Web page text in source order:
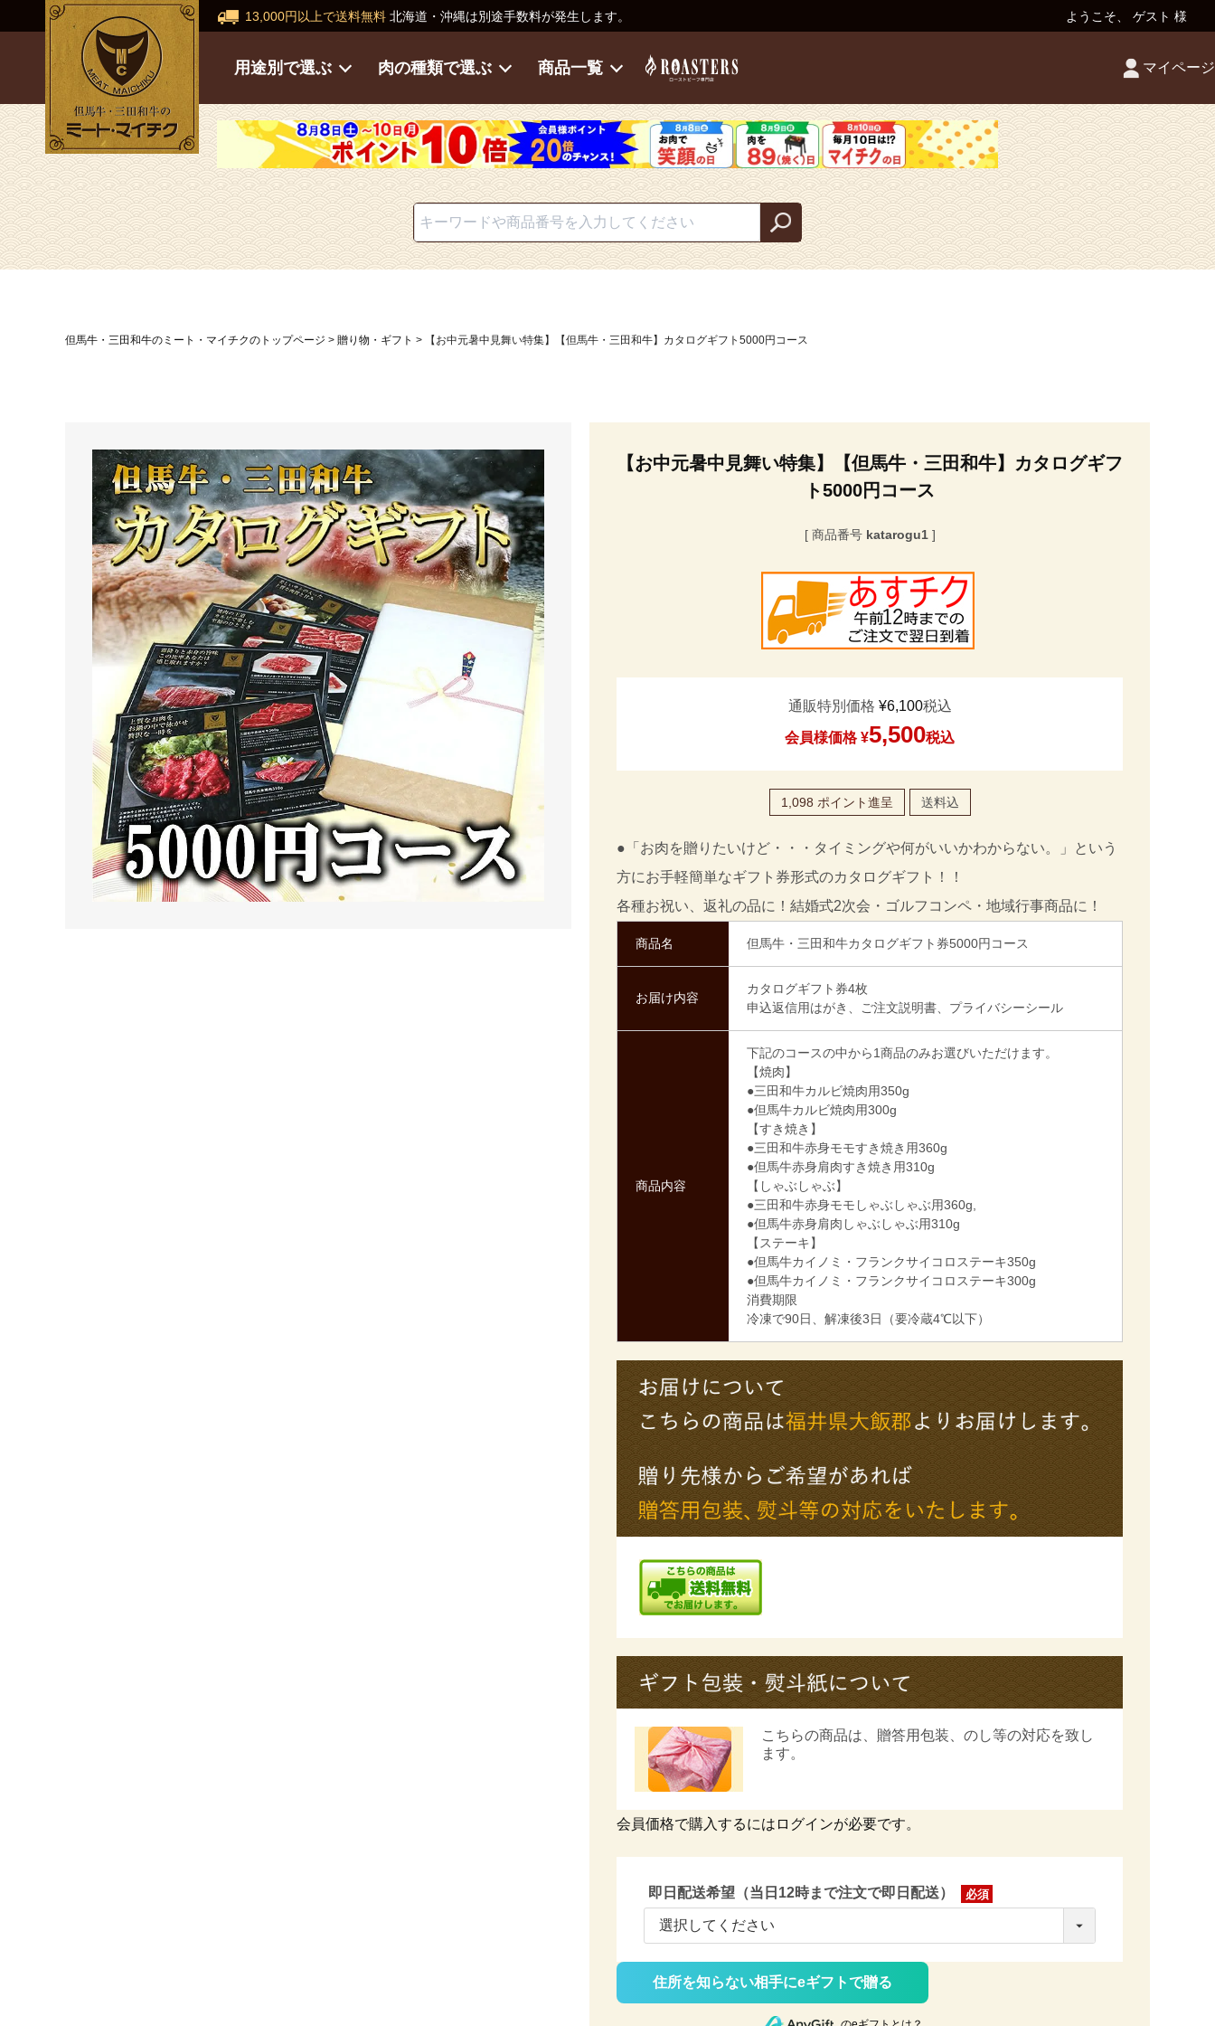
13,000円以上で送料無料 北海道・沖縄は別途手数料が発生します。 ようこそ、 ゲスト 様
用途別で選ぶ 肉の種類で選ぶ 商品一覧 マイページ
但馬牛・三田和牛のミート・マイチクのトップページ 贈り物・ギフト 【お中元暑中見舞い特集】【但馬牛・三田和牛】カタログギフト5000円コース
【お中元暑中見舞い特集】【但馬牛・三田和牛】カタログギフ
ト5000円コース
商品番号 katarogu1
通販特別価格 ¥6,100税込
会員様価格 ¥5,500税込
1,098 ポイント進呈 送料込
●「お肉を贈りたいけど・・・タイミングや何がいいかわからない。」という
方にお手軽簡単なギフト券形式のカタログギフト！！
各種お祝い、返礼の品に！結婚式2次会・ゴルフコンペ・地域行事商品に！
商品名 但馬牛・三田和牛カタログギフト券5000円コース
お届け内容
カタログギフト券4枚
申込返信用はがき、ご注文説明書、プライバシーシール
商品内容
下記のコースの中から1商品のみお選びいただけます。
【焼肉】
●三田和牛カルビ焼肉用350g
●但馬牛カルビ焼肉用300g
【すき焼き】
●三田和牛赤身モモすき焼き用360g
●但馬牛赤身肩肉すき焼き用310g
【しゃぶしゃぶ】
●三田和牛赤身モモしゃぶしゃぶ用360g,
●但馬牛赤身肩肉しゃぶしゃぶ用310g
【ステーキ】
●但馬牛カイノミ・フランクサイコロステーキ350g
●但馬牛カイノミ・フランクサイコロステーキ300g
消費期限
冷凍で90日、解凍後3日（要冷蔵4℃以下）
こちらの商品は、 贈答用包装、のし等の対応を致し
ます。
会員価格で購入するにはログインが必要です。
即日配送希望（当日12時まで注文で即日配送）
(必
住所を知らない相手にeギフトで贈る